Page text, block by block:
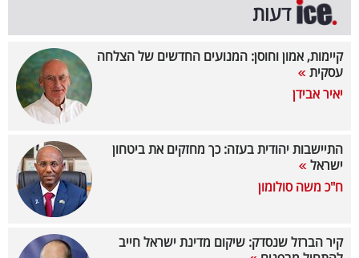
הכלכלי
פודקאסט
40
דעות
קיימות, אמון וחוסן: המנועים החדשים של הצלחה
עסקית
יאיר אבידן
התיישבות יהודית בעזה: כך מחזקים את ביטחון
ישראל
ח"כ משה סולומון
קיר הברזל שנסדק: שיקום מדינת ישראל חייב